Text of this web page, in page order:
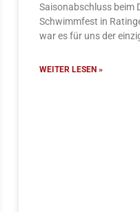
Saisonabschluss beim
Schwimmfest in
war es für uns der
WEITER LESEN »